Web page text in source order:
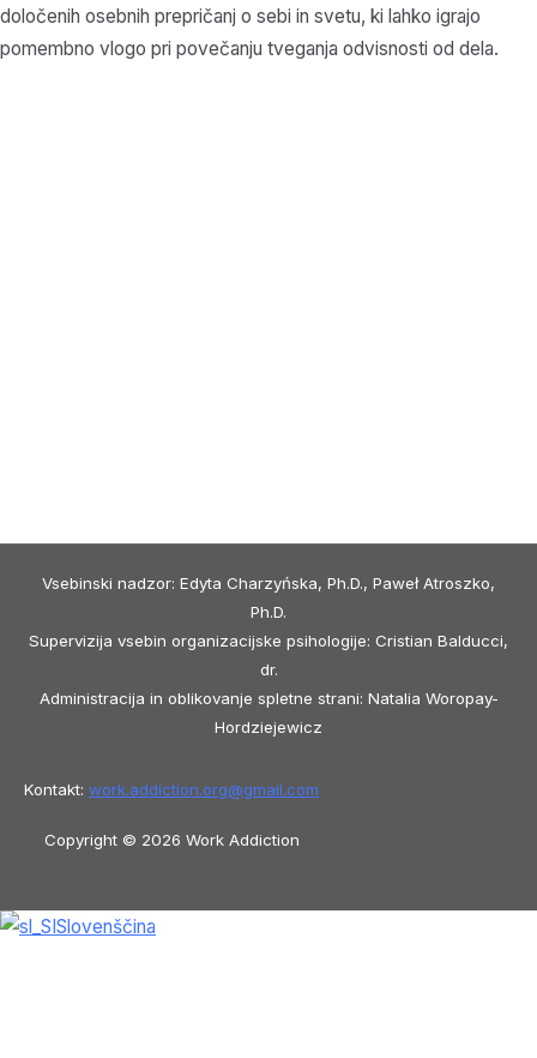
določenih osebnih prepričanj o sebi in svetu, ki lahko igrajo
pomembno vlogo pri povečanju tveganja odvisnosti od dela.
Vsebinski nadzor: Edyta Charzyńska, Ph.D., Paweł Atroszko,
Ph.D.
Supervizija vsebin organizacijske psihologije: Cristian Balducci,
dr.
Administracija in oblikovanje spletne strani: Natalia Woropay-
Hordziejewicz
Kontakt: work.addiction.org@gmail.com
Copyright © 2026 Work Addiction
Slovenščina